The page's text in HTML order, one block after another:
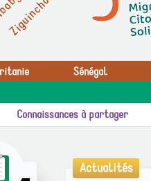
Sénégal
Connaissances à partager
Actualités